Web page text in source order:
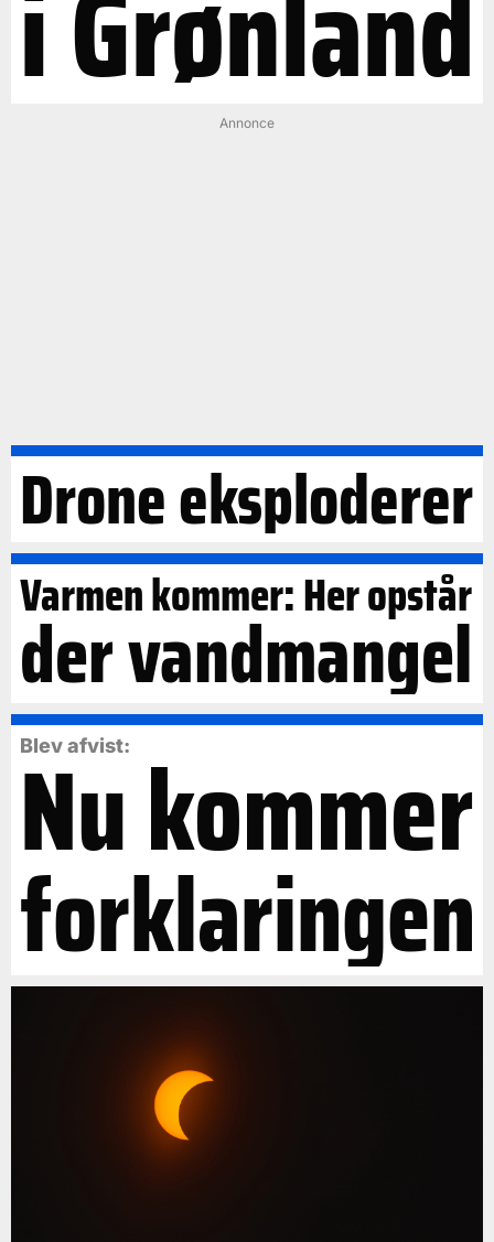
Annonce
Drone eksploderer
Varmen kommer: Her opstår
der vandmangel
Blev afvist:
Nu kommer
forklaringen